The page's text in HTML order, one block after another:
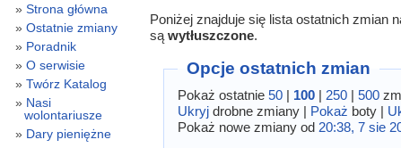
Poniżej znajduje się lista ostatnich zmian
są wytłuszczone.
Opcje ostatnich zmian
Pokaż ostatnie50 | 100 | 250 |500
Ukryj drobne zmiany | Pokaż boty |
Pokaż nowe zmiany od 20:38, 7 sie
Strona główna
Ostatnie zmiany
Poradnik
O serwisie
Twórz Katalog
Nasi
wolontariusze
Dary pieniężne